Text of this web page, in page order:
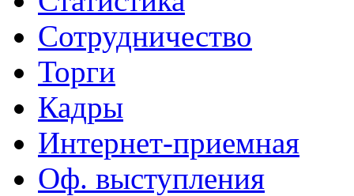
Сотрудничество
Торги
Кадры
Интернет-приемная
Оф. выступления